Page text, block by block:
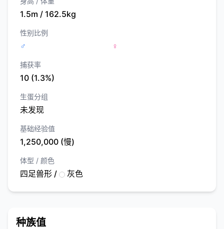
1.5m / 162.5kg
性别比例
♂ ♀
捕获率
10 (1.3%)
生蛋分组
未发现
基础经验值
1,250,000 (慢)
体型 / 颜色
四足兽形 / 灰色
种族值